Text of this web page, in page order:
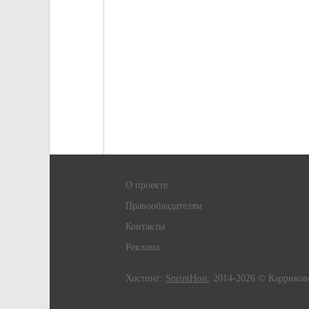
О проекте
Правообладателям
Контакты
Реклама
Хостинг: SprintHost; 2014-2026 ©